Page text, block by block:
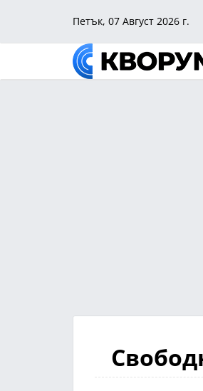
Петък, 07 Август 2026 г.